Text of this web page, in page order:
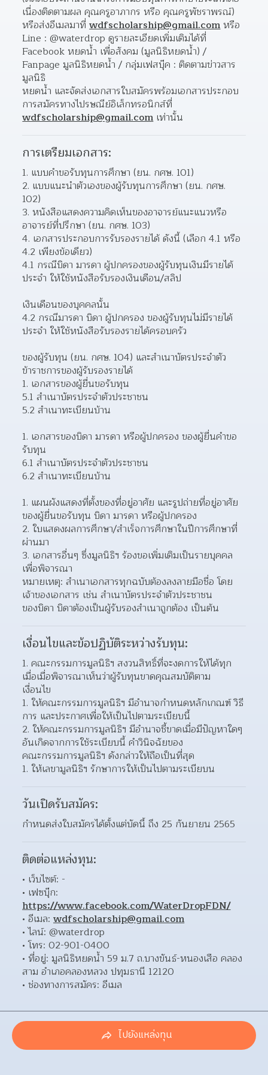
เนื่องติดตามผล คุณครูอาภากร หรือ คุณครูพัชราพรณ์)
หรือส่งอีเมลมาที่ wdfscholarship@gmail.com หรือ
Line : @waterdrop ดูรายละเอียดเพิ่มเติมได้ที่
Facebook หยดน้ำ เพื่อสังคม (มูลนิธิหยดน้ำ) /
Fanpage มูลนิธิหยดน้ำ / กลุ่มเฟสบุ๊ค : ติดตามข่าวสาร
มูลนิธิ
หยดน้ำ และจัดส่งเอกสารใบสมัครพร้อมเอกสารประกอบ
การสมัครทางไปรษณีย์อิเล็กทรอนิกส์ที่
wdfscholarship@gmail.com เท่านั้น
การเตรียมเอกสาร:
แบบคำขอรับทุนการศึกษา (ยน. กศษ. 101)
แบบแนะนำตัวเองของผู้รับทุนการศึกษา (ยน. กศษ.
102)
หนังสือแสดงความคิดเห็นของอาจารย์แนะแนวหรือ
อาจารย์ที่ปรึกษา (ยน. กศษ. 103)
เอกสารประกอบการรับรองรายได้ ดังนี้ (เลือก 4.1 หรือ
4.2 เพียงข้อเดียว)
4.1 กรณีบิดา มารดา ผู้ปกครองของผู้รับทุนเงินมีรายได้
ประจำ ให้ใช้หนังสือรับรองเงินเดือน/สลิป
เงินเดือนของบุคคลนั้น
4.2 กรณีมารดา บิดา ผู้ปกครอง ของผู้รับทุนไม่มีรายได้
ประจำ ให้ใช้หนังสือรับรองรายได้ครอบครัว
ของผู้รับทุน (ยน. กศษ. 104) และสำเนาบัตรประจำตัว
ข้าราชการของผู้รับรองรายได้
เอกสารของผู้ยื่นขอรับทุน
5.1 สำเนาบัตรประจำตัวประชาชน
5.2 สำเนาทะเบียนบ้าน
เอกสารของบิดา มารดา หรือผู้ปกครอง ของผู้ยื่นคำขอ
รับทุน
6.1 สำเนาบัตรประจำตัวประชาชน
6.2 สำเนาทะเบียนบ้าน
แผนผังแสดงที่ตั้งของที่อยู่อาศัย และรูปถ่ายที่อยู่อาศัย
ของผู้ยื่นขอรับทุน บิดา มารดา หรือผู้ปกครอง
ใบแสดงผลการศึกษา/สำเร็จการศึกษาในปีการศึกษาที่
ผ่านมา
เอกสารอื่นๆ ซึ่งมูลนิธิฯ ร้องขอเพิ่มเติมเป็นรายบุคคล
เพื่อพิจารณา
หมายเหตุ: สำเนาเอกสารทุกฉบับต้องลงลายมือชื่อ โดย
เจ้าของเอกสาร เช่น สำเนาบัตรประจำตัวประชาชน
ของบิดา บิดาต้องเป็นผู้รับรองสำเนาถูกต้อง เป็นต้น
เงื่อนไขและข้อปฏิบัติระหว่างรับทุน:
คณะกรรมการมูลนิธิฯ สงวนสิทธิ์ที่จะงดการให้ได้ทุก
เมื่อเมื่อพิจารณาเห็นว่าผู้รับทุนขาดคุณสมบัติตาม
เงื่อนไข
ให้คณะกรรมการมูลนิธิฯ มีอำนาจกำหนดหลักเกณฑ์ วิธี
การ และประกาศเพื่อให้เป็นไปตามระเบียบนี้
ให้คณะกรรมการมูลนิธิฯ มีอำนาจชี้ขาดเมื่อมีปัญหาใดๆ
อันเกิดจากการใช้ระเบียบนี้ คำวินิจฉัยของ
คณะกรรมการมูลนิธิฯ ดังกล่าวให้ถือเป็นที่สุด
ให้เลขามูลนิธิฯ รักษาการให้เป็นไปตามระเบียบน
วันเปิดรับสมัคร:
กำหนดส่งใบสมัครได้ตั้งแต่บัดนี้ ถึง 25 กันยายน 2565
ติดต่อแหล่งทุน:
เว็บไซต์: -
https://www.facebook.com/WaterDropFDN/
อีเมล: wdfscholarship@gmail.com
ไลน์: @waterdrop
โทร: 02-901-0400
ที่อยู่: มูลนิธิหยดน้ำ 59 ม.7 ถ.บางขันธ์-หนองเสือ คลอง
สาม อำเภอคลองหลวง ปทุมธานี 12120
ช่องทางการสมัคร: อีเมล
ไปยังแหล่งทุน